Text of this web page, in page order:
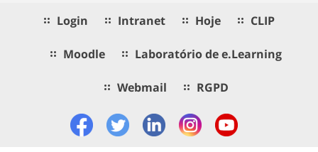
Login Intranet Hoje CLIP
Moodle Laboratório de e.Learning
Webmail RGPD